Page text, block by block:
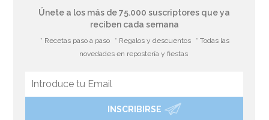
Set de 13 Accesorios para Photocall Dulce Navidad
Únete a los más de 75.000 suscriptores que ya
reciben cada semana
* Recetas paso a paso * Regalos y descuentos
* Todas las
novedades en repostería y fiestas
INSCRIBIRSE